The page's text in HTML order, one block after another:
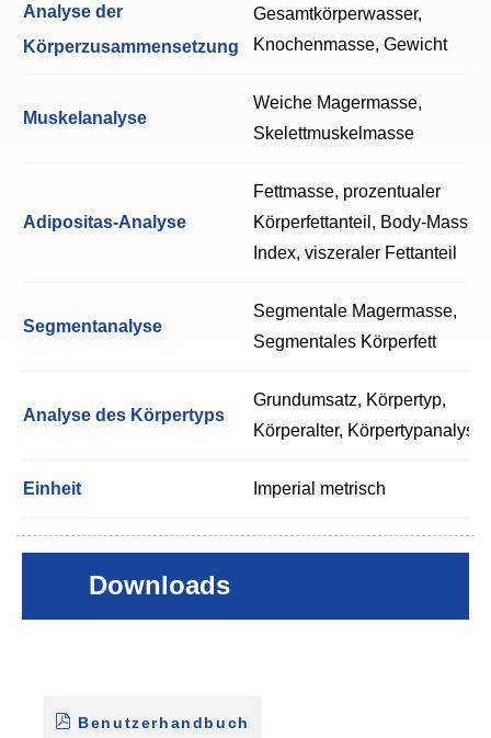
Analyse der
Körperzusammensetzung
Gesamtkörperwasser,
Knochenmasse, Gewicht
Muskelanalyse
Weiche Magermasse,
Skelettmuskelmasse
Adipositas-Analyse
Fettmasse, prozentualer
Körperfettanteil, Body-Mass-
Index, viszeraler Fettanteil
Segmentanalyse
Segmentale Magermasse,
Segmentales Körperfett
Analyse des Körpertyps
Grundumsatz, Körpertyp,
Körperalter, Körpertypanalyse
Einheit Imperial metrisch
Downloads
Benutzerhandbuch